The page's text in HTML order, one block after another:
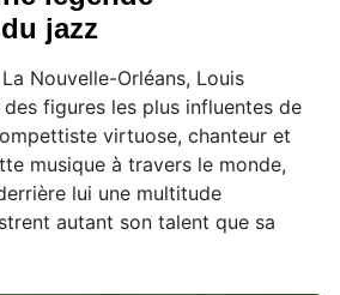
jazz
Nouvelle-Orléans, Louis
figures les plus influentes de
virtuose, chanteur et
musique à travers le monde,
lui une multitude
autant son talent que sa